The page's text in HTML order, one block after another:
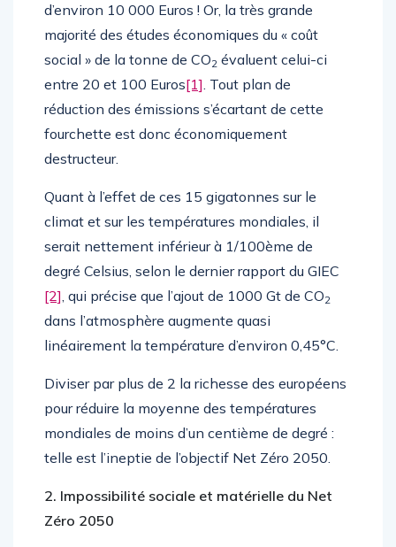
d’environ 10 000 Euros ! Or, la très grande
majorité des études économiques du « coût
social » de la tonne de CO2 évaluent celui-ci
entre 20 et 100 Euros[1]. Tout plan de
réduction des émissions s’écartant de cette
fourchette est donc économiquement
destructeur.
Quant à l’effet de ces 15 gigatonnes sur le
climat et sur les températures mondiales, il
serait nettement inférieur à 1/100ème de
degré Celsius, selon le dernier rapport du GIEC
[2], qui précise que l’ajout de 1000 Gt de CO2
dans l’atmosphère augmente quasi
linéairement la température d’environ 0,45°C.
Diviser par plus de 2 la richesse des européens
pour réduire la moyenne des températures
mondiales de moins d’un centième de degré :
telle est l’ineptie de l’objectif Net Zéro 2050.
2. Impossibilité sociale et matérielle du Net
Zéro 2050